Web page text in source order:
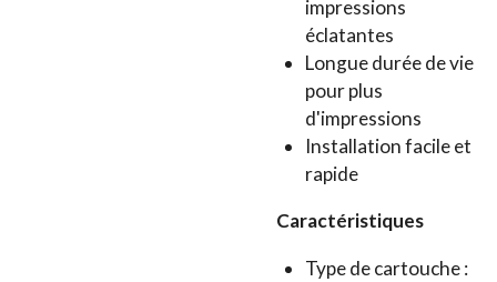
impressions
éclatantes
Longue durée de vie
pour plus
d'impressions
Installation facile et
rapide
Caractéristiques
Type de cartouche :